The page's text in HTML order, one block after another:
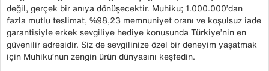
değil, gerçek bir anıya dönüşecektir. Muhiku; 1.000.000’dan
fazla mutlu teslimat, %98,23 memnuniyet oranı ve koşulsuz iade
garantisiyle erkek sevgiliye hediye konusunda Türkiye’nin en
güvenilir adresidir. Siz de sevgilinize özel bir deneyim yaşatmak
için Muhiku’nun zengin ürün dünyasını keşfedin.